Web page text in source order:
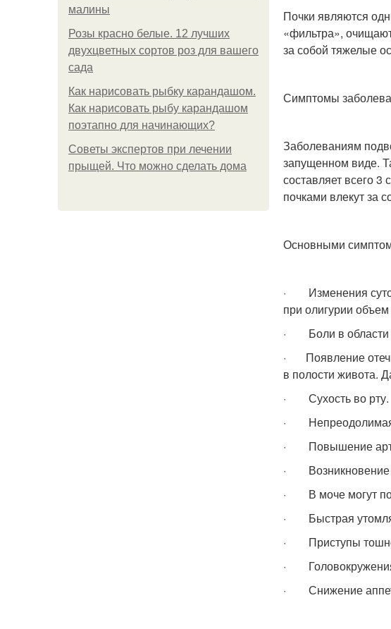
малины
Розы красно белые. 12 лучших
двухцветных сортов роз для вашего
сада
Как нарисовать рыбку карандашом.
Как нарисовать рыбу карандашом
поэтапно для начинающих?
Советы экспертов при лечении
прыщей. Что можно сделать дома
Почки являются
«фильтра»,
за собой тяжелые
Симптомы
Заболеваниям
запущенном виде.
составляет всего
почками влекут за
Основными
· Изменения
при олигурии
· Боли в области
· Появление
в полости живота.
· Сухость во рту.
·
· Повышение
· Возникновение
· В моче могут
· Быстрая
· Приступы
·
· Снижение